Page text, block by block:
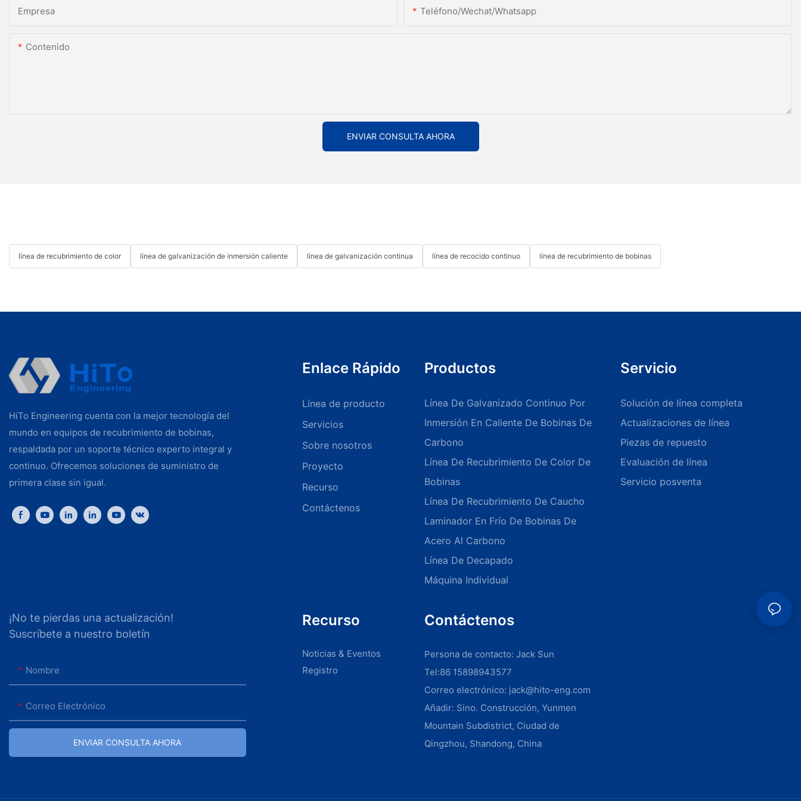
Empresa Teléfono/Wechat/Whatsapp
Contenido
ENVIAR CONSULTA AHORA
línea de recubrimiento de color línea de galvanización de inmersión caliente línea de galvanización continua línea de recocido continuo línea de recubrimiento de bobinas
HiTo Engineering cuenta con la mejor tecnología del
mundo en equipos de recubrimiento de bobinas,
respaldada por un soporte técnico experto integral y
continuo. Ofrecemos soluciones de suministro de
primera clase sin igual.
Enlace Rápido
Línea de producto
Servicios
Sobre nosotros
Proyecto
Recurso
Contáctenos
Productos
Línea De Galvanizado Continuo Por
Inmersión En Caliente De Bobinas De
Carbono
Línea De Recubrimiento De Color De
Bobinas
Línea De Recubrimiento De Caucho
Laminador En Frío De Bobinas De
Acero Al Carbono
Línea De Decapado
Máquina Individual
Servicio
Solución de línea completa
Actualizaciones de línea
Piezas de repuesto
Evaluación de línea
Servicio posventa
¡No te pierdas una actualización!
Suscríbete a nuestro boletín
Nombre
Correo Electrónico
ENVIAR CONSULTA AHORA
Recurso
Noticias & Eventos
Registro
Contáctenos
Persona de contacto: Jack Sun
Tel:86 15898943577
Correo electrónico: jack@hito-eng.com
Añadir: Sino. Construcción, Yunmen
Mountain Subdistrict, Ciudad de
Qingzhou, Shandong, China